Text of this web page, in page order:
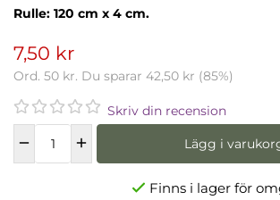
Rulle: 120 cm x 4 cm.
7,50 kr
Ord. 50 kr. Du sparar 42,50 kr (85%)
Skriv din recension
Lägg i
Finns i lager för